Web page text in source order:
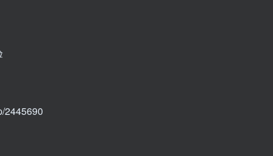
2445690